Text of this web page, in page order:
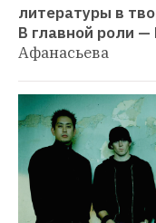
литературы в
В главной роли —
Афанасьева